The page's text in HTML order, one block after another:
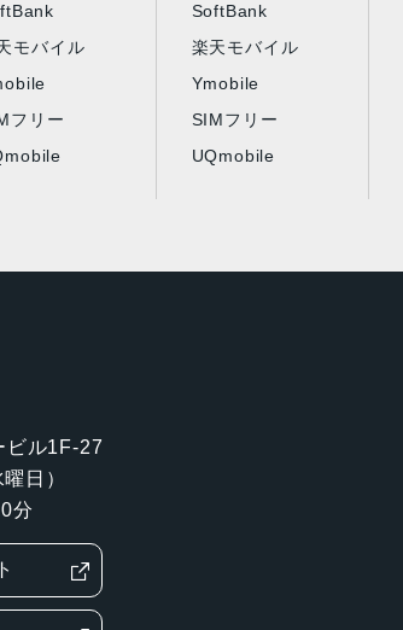
モバイル
フリー
SoftBank
楽天モバイル
Ymobile
SIMフリー
UQmobile
ビル1F-27
日）
分